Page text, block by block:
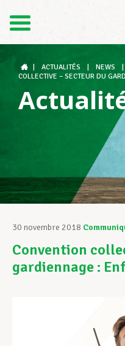
Le LCGB
Structures
Assistance au
Vos droits
ACTUALITÉS NEWS
COLLECTIVE – SECTEUR DU
30 novembre 2018
Convention
gardiennage :